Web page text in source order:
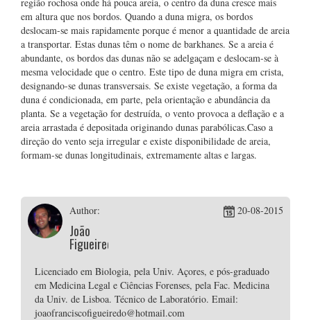
em altura que nos bordos. Quando a duna migra, os bordos
deslocam-se mais rapidamente porque é menor a quantidade de areia
a transportar. Estas dunas têm o nome de barkhanes. Se a areia é
abundante, os bordos das dunas não se adelgaçam e deslocam-se à
mesma velocidade que o centro. Este tipo de duna migra em crista,
designando-se dunas transversais. Se existe vegetação, a forma da
duna é condicionada, em parte, pela orientação e abundância da
planta. Se a vegetação for destruída, o vento provoca a deflação e a
areia arrastada é depositada originando dunas parabólicas.Caso a
direção do vento seja irregular e existe disponibilidade de areia,
formam-se dunas longitudinais, extremamente altas e largas.
Author:
João
Figueiredo
20-08-2015
Licenciado em Biologia, pela Univ. Açores, e pós-graduado
em Medicina Legal e Ciências Forenses, pela Fac. Medicina
da Univ. de Lisboa. Técnico de Laboratório. Email:
joaofranciscofigueiredo@hotmail.com